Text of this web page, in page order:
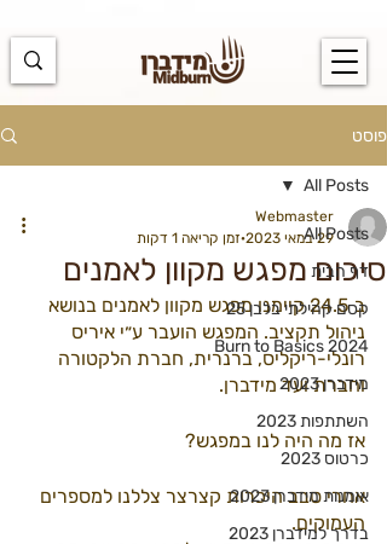
פוסט
All Posts
דף הבית
קסם קהילתי בלבן 25
Burn to Basics 2024
מידברן 2023
השתתפות 2023
כרטוס 2023
אומנות מידברן 2023
בדרך למידברן 2023
All Posts
סיכום מפגש מקוון לאמנים
Webmaster
29 במאי 2023
זמן קריאה 1 דקות
ב 24.5 קיימנו מפגש מקוון לאמנים בנושא
ניהול תקציב. המפגש הועבר ע״י איריס
רונלי-ריקליס, ברנרית, חברת הלקטורה
וחברת ועד מידברן.
אז מה היה לנו במפגש?
אחרי סבב היכרות קצרצר צללנו למספרים
העמוקים.